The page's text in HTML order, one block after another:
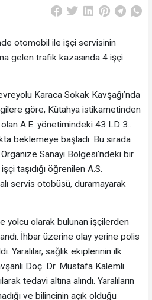
otomobil ile işçi servisinin
gelen trafik kazasında 4 işçi
Karaca Sokak Kavşağı’nda
göre, Kütahya istikametinden
A.E. yönetimindeki 43 LD 3..
beklemeye başladı. Bu sırada
Sanayi Bölgesi’ndeki bir
taşıdığı öğrenilen A.S.
servis otobüsü, duramayarak
yolcu olarak bulunan işçilerden
İhbar üzerine olay yerine polis
Yaralılar, sağlık ekiplerinin ilk
Doç. Dr. Mustafa Kalemli
tedavi altına alındı. Yaralıların
ve bilincinin açık olduğu